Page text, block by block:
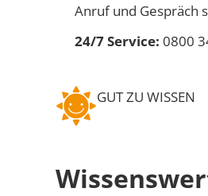
Anruf und Gespräch
24/7 Service: 0800
GUT ZU WISSEN